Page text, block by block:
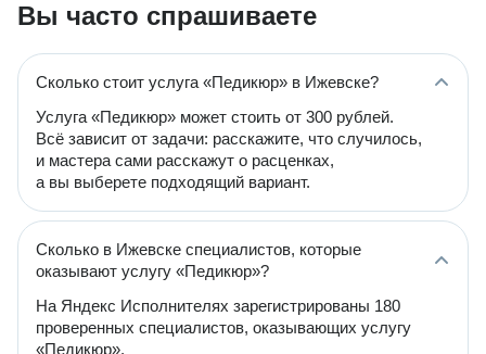
Вы часто спрашиваете
Сколько стоит услуга «Педикюр» в Ижевске?
Услуга «Педикюр» может стоить от 300 рублей.
Всё зависит от задачи: расскажите, что случилось,
и мастера сами расскажут о расценках,
а вы выберете подходящий вариант.
Сколько в Ижевске специалистов, которые
оказывают услугу «Педикюр»?
На Яндекс Исполнителях зарегистрированы 180
проверенных специалистов, оказывающих услугу
«Педикюр».